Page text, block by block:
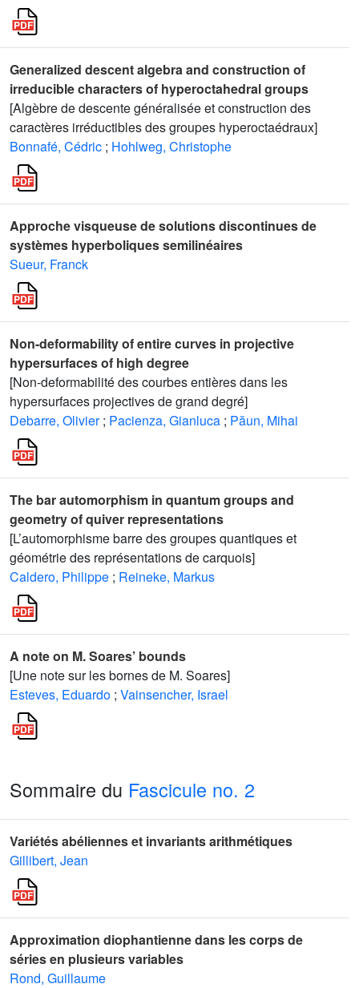
Generalized descent algebra and construction of
irreducible characters of hyperoctahedral groups
[Algèbre de descente généralisée et construction des
caractères irréductibles des groupes hyperoctaédraux]
Bonnafé, Cédric ; Hohlweg, Christophe
Approche visqueuse de solutions discontinues de
systèmes hyperboliques semilinéaires
Sueur, Franck
Non-deformability of entire curves in projective
hypersurfaces of high degree
[Non-deformabilité des courbes entières dans les
hypersurfaces projectives de grand degré]
Debarre, Olivier ; Pacienza, Gianluca ; Păun, Mihai
The bar automorphism in quantum groups and
geometry of quiver representations
[L’automorphisme barre des groupes quantiques et
géométrie des représentations de carquois]
Caldero, Philippe ; Reineke, Markus
A note on M. Soares’ bounds
[Une note sur les bornes de M. Soares]
Esteves, Eduardo ; Vainsencher, Israel
Sommaire du Fascicule no. 2
Variétés abéliennes et invariants arithmétiques
Gillibert, Jean
Approximation diophantienne dans les corps de
séries en plusieurs variables
Rond, Guillaume